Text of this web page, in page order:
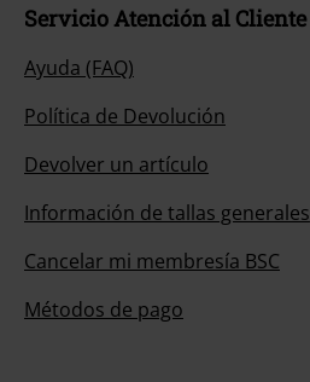
Servicio Atención al Cliente
Ayuda (FAQ)
Política de Devolución
Devolver un artículo
Información de tallas generales
Cancelar mi membresía BSC
Métodos de pago